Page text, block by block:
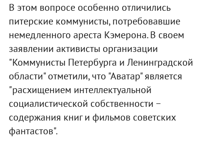
В этом вопросе особенно отличились
питерские коммунисты, потребовавшие
немедленного ареста Кэмерона. В своем
заявлении активисты организации
"Коммунисты Петербурга и Ленинградской
области" отметили, что "Аватар" является
"расхищением интеллектуальной
социалистической собственности −
содержания книг и фильмов советских
фантастов".